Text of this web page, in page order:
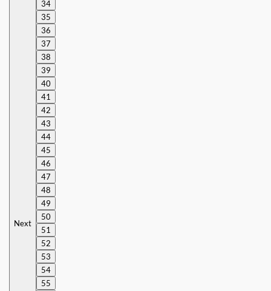
Next
34
35
36
37
38
39
40
41
42
43
44
45
46
47
48
49
50
51
52
53
54
55